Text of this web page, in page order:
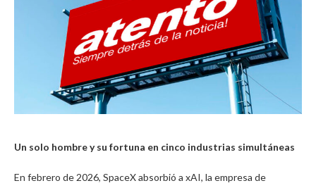
Un solo hombre y su fortuna en cinco industrias simultáneas
En febrero de 2026, SpaceX absorbió a xAI, la empresa de